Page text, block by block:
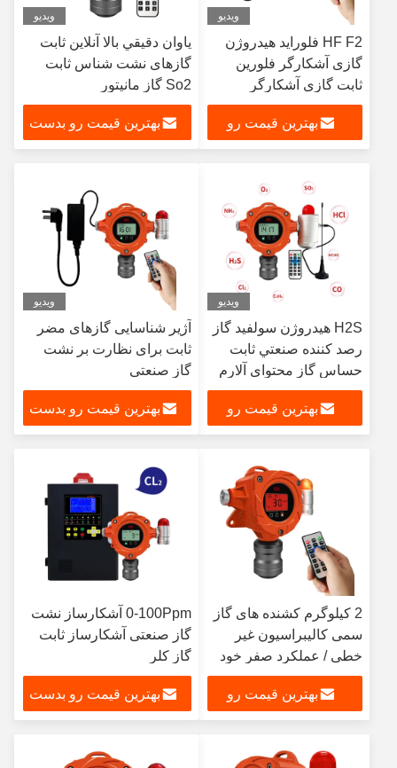
ویدیو
HF F2 فلوراید هیدروژن
گازی آشکارگر فلورین
ثابت گازی آشکارگر
بهترین قیمت رو
ویدیو
ياوان دقيقي بالا آنلاين ثابت
گازهای نشت شناس ثابت
So2 گاز مانيتور
بهترین قیمت رو بدست
ویدیو
H2S هيدروژن سولفيد گاز
رصد کننده صنعتي ثابت
حساس گاز محتوای آلارم
H2S مانیتور
بهترین قیمت رو
ویدیو
آژیر شناسایی گازهای مضر
ثابت برای نظارت بر نشت
گاز صنعتی
بهترین قیمت رو بدست
2 کیلوگرم کشنده های گاز
سمی کالیبراسیون غیر
خطی / عملکرد صفر خود
کالیبراسیون
بهترین قیمت رو
0-100Ppm آشکارساز نشت
گاز صنعتی آشکارساز ثابت
گاز کلر
بهترین قیمت رو بدست